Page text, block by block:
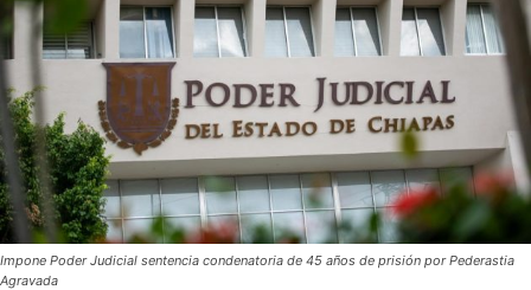
Impone Poder Judicial sentencia condenatoria de 45 años de prisión por Pederastia
Agravada